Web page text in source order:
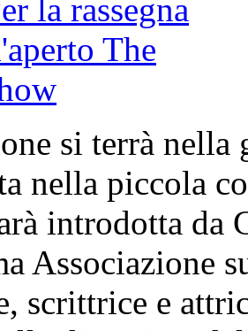
si terrà nella
nella piccola
introdotta da
Associazione
scrittrice e